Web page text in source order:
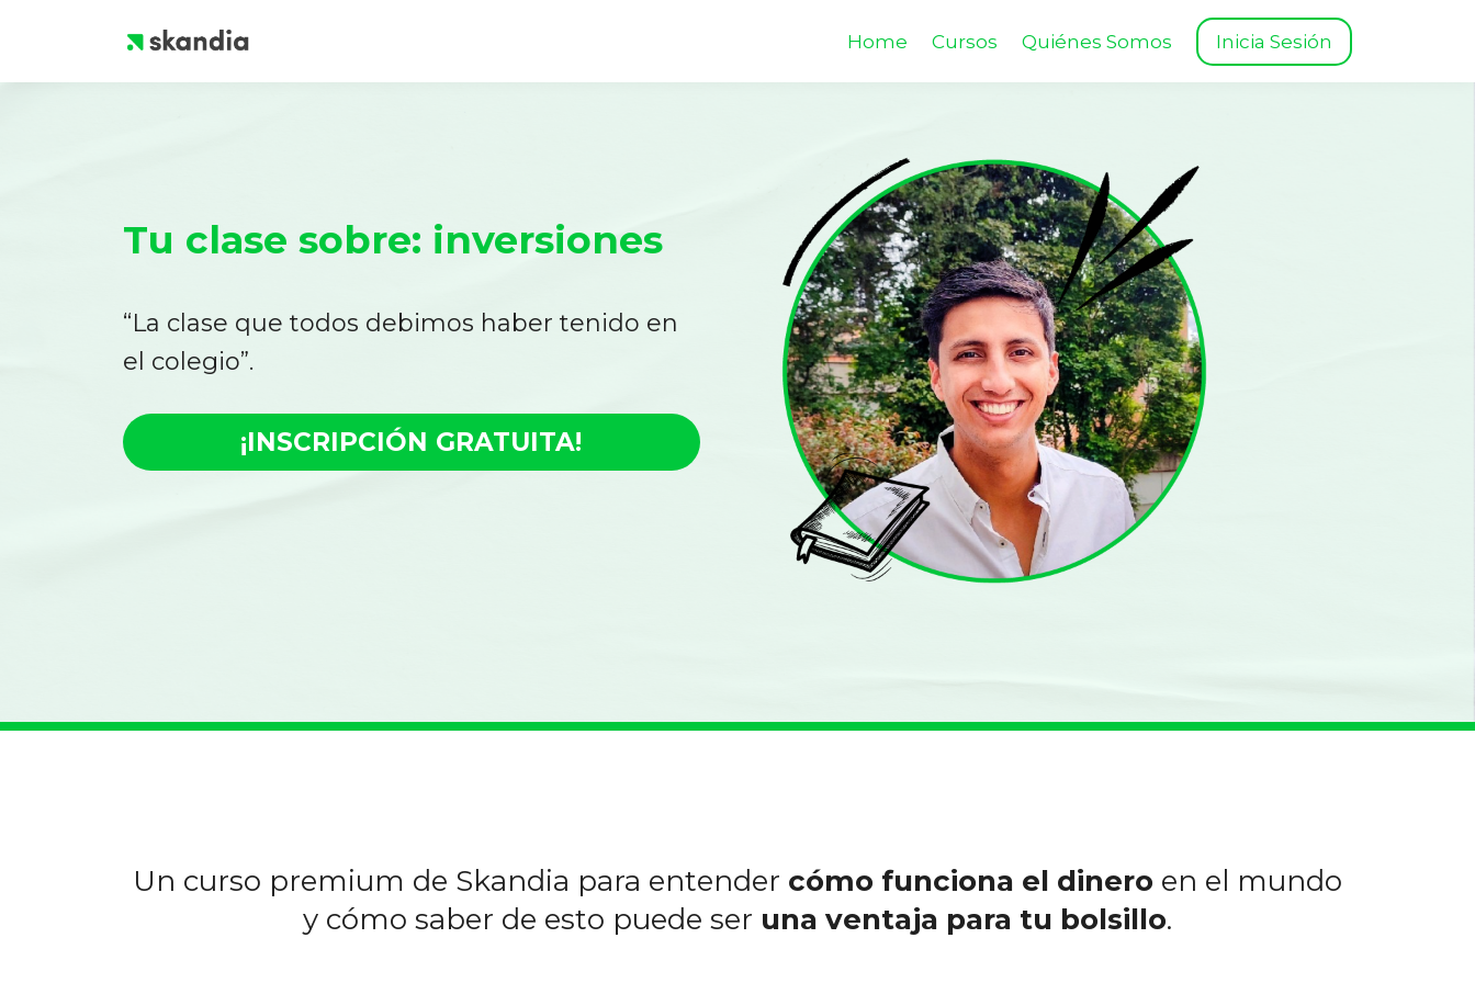
Home Cursos Quiénes Somos Inicia Sesión
Tu clase sobre: inversiones
“La clase que todos debimos haber tenido en
el colegio”.
¡INSCRIPCIÓN GRATUITA!
Un curso premium de Skandia para entender cómo funciona el dinero en el mundo
y cómo saber de esto puede ser una ventaja para tu bolsillo.